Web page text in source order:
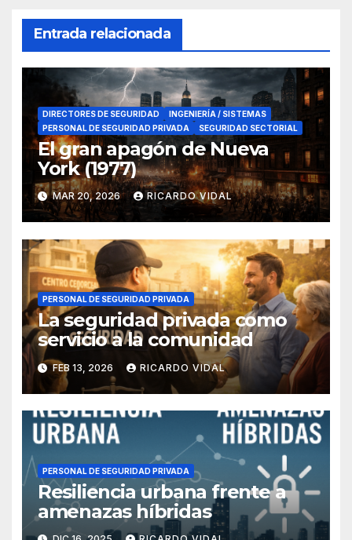
Entrada relacionada
DIRECTORES DE SEGURIDAD
INGENIERÍA / SISTEMAS
PERSONAL DE SEGURIDAD PRIVADA
SEGURIDAD SECTORIAL
El gran apagón de Nueva
York (1977)
MAR 20, 2026 RICARDO VIDAL
PERSONAL DE SEGURIDAD PRIVADA
La seguridad privada como
servicio a la comunidad
FEB 13, 2026 RICARDO VIDAL
PERSONAL DE SEGURIDAD PRIVADA
Resiliencia urbana frente a
amenazas híbridas